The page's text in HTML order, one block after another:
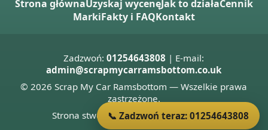
Strona głównaUzyskaj wycenęJak to działaCennik
MarkiFakty i FAQKontakt
Zadzwoń:01254643808 | E-mail:
admin@scrapmycarramsbottom.co.uk
© 2026 Scrap My Car Ramsbottom — Wszelkie prawa
zastrzeżone.
Strona stworzona przezDonnie Welsh
📞 Zadzwoń teraz: 01254643808